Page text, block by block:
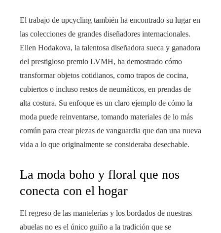
El trabajo de upcycling también ha encontrado su lugar en
las colecciones de grandes diseñadores internacionales.
Ellen Hodakova, la talentosa diseñadora sueca y ganadora
del prestigioso premio LVMH, ha demostrado cómo
transformar objetos cotidianos, como trapos de cocina,
cubiertos o incluso restos de neumáticos, en prendas de
alta costura. Su enfoque es un claro ejemplo de cómo la
moda puede reinventarse, tomando materiales de lo más
común para crear piezas de vanguardia que dan una nueva
vida a lo que originalmente se consideraba desechable.
La moda boho y floral que nos
conecta con el hogar
El regreso de las mantelerías y los bordados de nuestras
abuelas no es el único guiño a la tradición que se